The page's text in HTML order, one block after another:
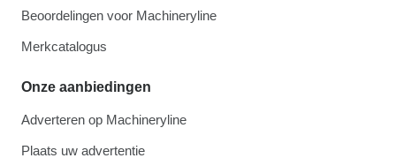
Beoordelingen voor Machineryline
Merkcatalogus
Onze aanbiedingen
Adverteren op Machineryline
Plaats uw advertentie